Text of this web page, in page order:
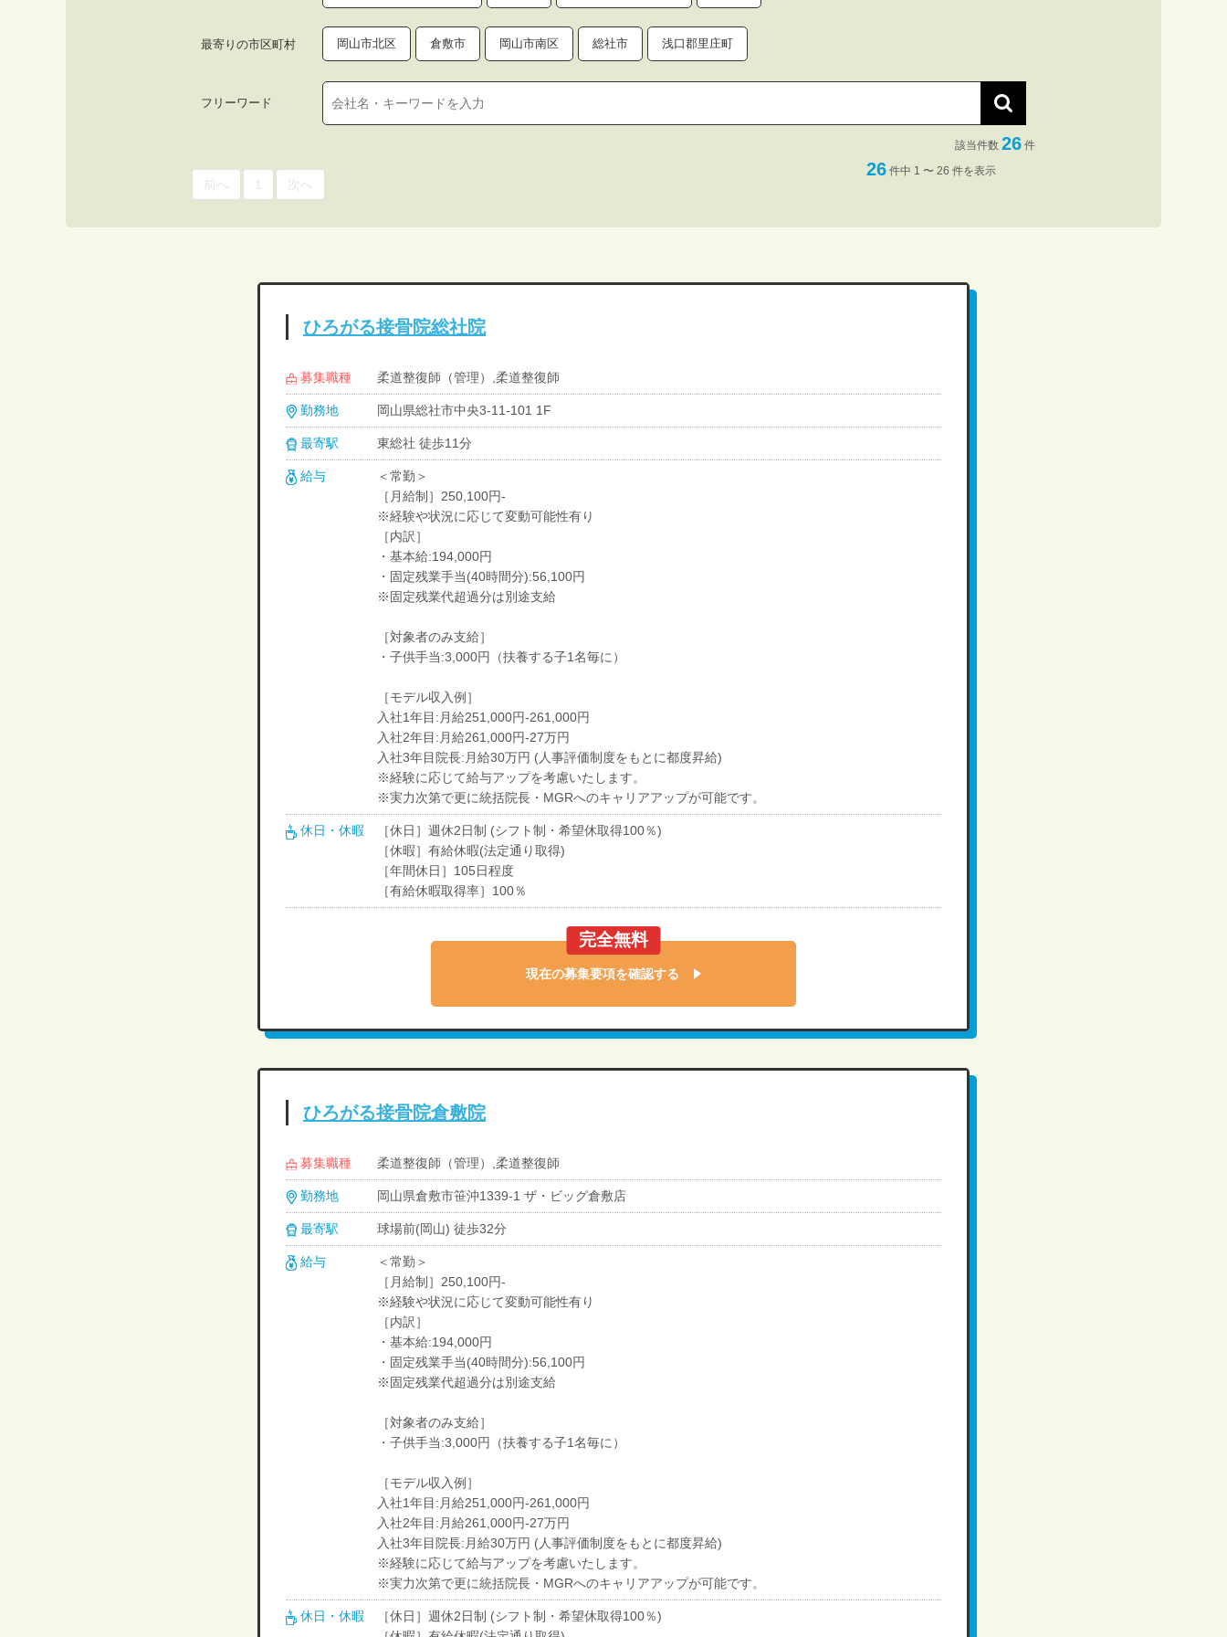
最寄りの市区町村 岡山市北区 倉敷市 岡山市南区 総社市 浅口郡里庄町
フリーワード
該当件数 26 件
前へ 1 次へ
26 件中 1 〜 26 件を表示
ひろがる接骨院総社院
募集職種 柔道整復師（管理）,柔道整復師
勤務地 岡山県総社市中央3-11-101 1F
最寄駅 東総社 徒歩11分
給与
＜常勤＞
［月給制］250,100円-
※経験や状況に応じて変動可能性有り
［内訳］
・基本給:194,000円
・固定残業手当(40時間分):56,100円
※固定残業代超過分は別途支給
［対象者のみ支給］
・子供手当:3,000円（扶養する子1名毎に）
［モデル収入例］
入社1年目:月給251,000円-261,000円
入社2年目:月給261,000円-27万円
入社3年目院長:月給30万円 (人事評価制度をもとに都度昇給)
※経験に応じて給与アップを考慮いたします。
※実力次第で更に統括院長・MGRへのキャリアアップが可能です。
休日・休暇
［休日］週休2日制 (シフト制・希望休取得100％)
［休暇］有給休暇(法定通り取得)
［年間休日］105日程度
［有給休暇取得率］100％
完全無料
現在の募集要項を確認する
ひろがる接骨院倉敷院
募集職種 柔道整復師（管理）,柔道整復師
勤務地 岡山県倉敷市笹沖1339-1 ザ・ビッグ倉敷店
最寄駅 球場前(岡山) 徒歩32分
給与
＜常勤＞
［月給制］250,100円-
※経験や状況に応じて変動可能性有り
［内訳］
・基本給:194,000円
・固定残業手当(40時間分):56,100円
※固定残業代超過分は別途支給
［対象者のみ支給］
・子供手当:3,000円（扶養する子1名毎に）
［モデル収入例］
入社1年目:月給251,000円-261,000円
入社2年目:月給261,000円-27万円
入社3年目院長:月給30万円 (人事評価制度をもとに都度昇給)
※経験に応じて給与アップを考慮いたします。
※実力次第で更に統括院長・MGRへのキャリアアップが可能です。
休日・休暇
［休日］週休2日制 (シフト制・希望休取得100％)